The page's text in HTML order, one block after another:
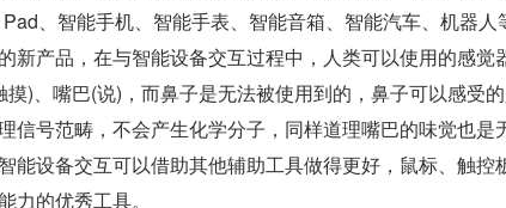
、智能手机、智能手表、智能音箱、智能汽车、机器人
新产品，在与智能设备交互过程中，人类可以使用的感觉
)、嘴巴(说)，而鼻子是无法被使用到的，鼻子可以感受
信号范畴，不会产生化学分子，同样道理嘴巴的味觉也是
能设备交互可以借助其他辅助工具做得更好，鼠标、触控
力的优秀工具。